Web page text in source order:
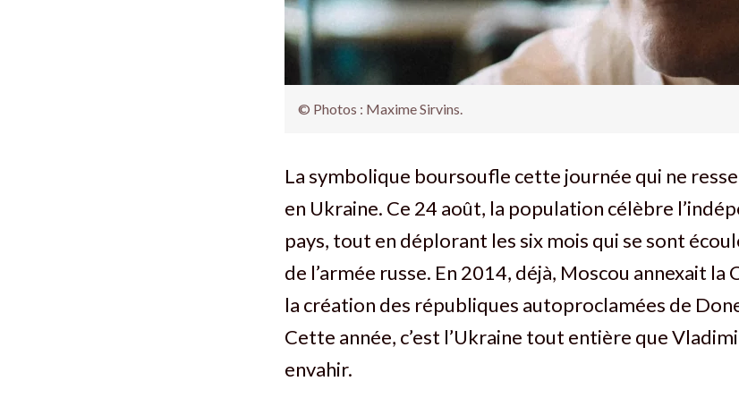
© Photos : Maxime Sirvins.
La symbolique boursoufle cette journée qui ne
en Ukraine. Ce 24 août, la population célèbre
pays, tout en déplorant les six mois qui se sont
de l’armée russe. En 2014, déjà, Moscou annexait
la création des républiques autoproclamées de
Cette année, c’est l’Ukraine tout entière que
envahir.